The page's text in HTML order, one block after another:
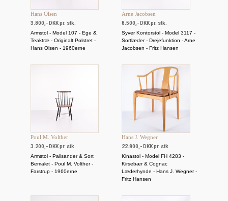
Hans Olsen
3.800,- DKK pr. stk.
Armstol - Model 107 - Ege &
Teaktræ - Originalt Polstret -
Hans Olsen - 1960erne
Arne Jacobsen
8.500,- DKK pr. stk.
Syver Kontorstol - Model 3117 -
Sortlæder - Drejefunktion - Arne
Jacobsen - Fritz Hansen
Poul M. Volther
3.200,- DKK pr. stk.
Armstol - Palisander & Sort
Bemalet - Poul M. Volther -
Farstrup - 1960erne
Hans J. Wegner
22.800,- DKK pr. stk.
Kinastol - Model FH 4283 -
Kirsebær & Cognac
Læderhynde - Hans J. Wegner -
Fritz Hansen